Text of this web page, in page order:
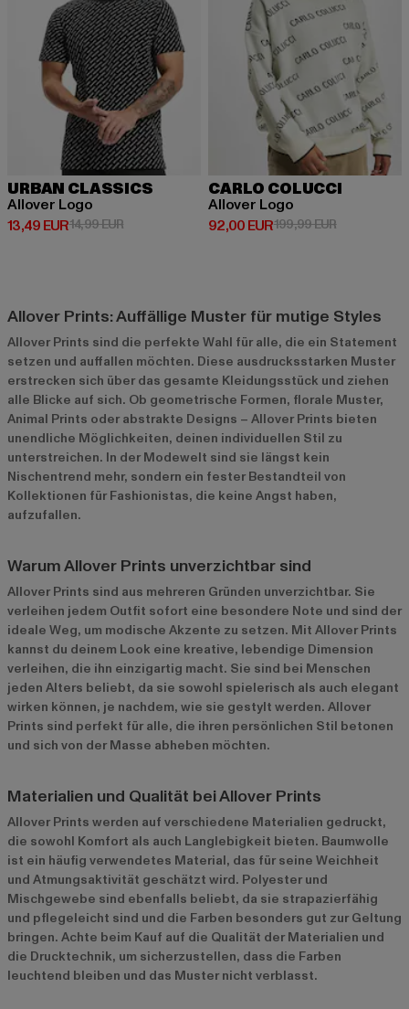
URBAN CLASSICS
Allover Logo
13,49 EUR
Derzeitiger Preis: 13,49 EUR
14,99 EURAktionspreis: 14,99 EUR
CARLO COLUCCI
Allover Logo
92,00 EUR
Derzeitiger Preis: 92,00 EUR
199,99 EUR
Allover Prints: Auffällige Muster für mutige Styles
Allover Prints sind die perfekte Wahl für alle, die ein Statement
setzen und auffallen möchten. Diese ausdrucksstarken Muster
erstrecken sich über das gesamte Kleidungsstück und ziehen
alle Blicke auf sich. Ob geometrische Formen, florale Muster,
Animal Prints oder abstrakte Designs – Allover Prints bieten
unendliche Möglichkeiten, deinen individuellen Stil zu
unterstreichen. In der Modewelt sind sie längst kein
Nischentrend mehr, sondern ein fester Bestandteil von
Kollektionen für Fashionistas, die keine Angst haben,
aufzufallen.
Warum Allover Prints unverzichtbar sind
Allover Prints sind aus mehreren Gründen unverzichtbar. Sie
verleihen jedem Outfit sofort eine besondere Note und sind der
ideale Weg, um modische Akzente zu setzen. Mit Allover Prints
kannst du deinem Look eine kreative, lebendige Dimension
verleihen, die ihn einzigartig macht. Sie sind bei Menschen
jeden Alters beliebt, da sie sowohl spielerisch als auch elegant
wirken können, je nachdem, wie sie gestylt werden. Allover
Prints sind perfekt für alle, die ihren persönlichen Stil betonen
und sich von der Masse abheben möchten.
Materialien und Qualität bei Allover Prints
Allover Prints werden auf verschiedene Materialien gedruckt,
die sowohl Komfort als auch Langlebigkeit bieten. Baumwolle
ist ein häufig verwendetes Material, das für seine Weichheit
und Atmungsaktivität geschätzt wird. Polyester und
Mischgewebe sind ebenfalls beliebt, da sie strapazierfähig
und pflegeleicht sind und die Farben besonders gut zur Geltung
bringen. Achte beim Kauf auf die Qualität der Materialien und
die Drucktechnik, um sicherzustellen, dass die Farben
leuchtend bleiben und das Muster nicht verblasst.